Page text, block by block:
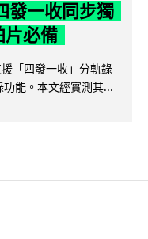
發一收同步獨
必備
「四發一收」分軌錄
能。本文經實測其...